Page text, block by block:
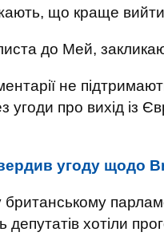
що краще
до Мей,
не
про вихід із
угоду щодо
депутатів хотіли